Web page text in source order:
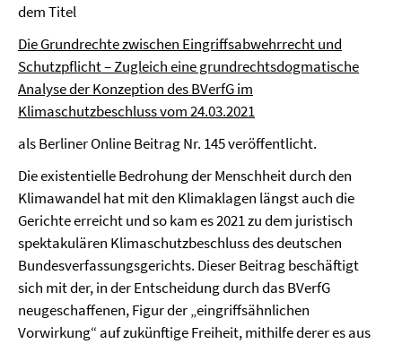
dem Titel
Die Grundrechte zwischen Eingriffsabwehrrecht und
Schutzpflicht – Zugleich eine grundrechtsdogmatische
Analyse der Konzeption des BVerfG im
Klimaschutzbeschluss vom 24.03.2021
als Berliner Online Beitrag Nr. 145 veröffentlicht.
Die existentielle Bedrohung der Menschheit durch den
Klimawandel hat mit den Klimaklagen längst auch die
Gerichte erreicht und so kam es 2021 zu dem juristisch
spektakulären Klimaschutzbeschluss des deutschen
Bundesverfassungsgerichts. Dieser Beitrag beschäftigt
sich mit der, in der Entscheidung durch das BVerfG
neugeschaffenen, Figur der „eingriffsähnlichen
Vorwirkung“ auf zukünftige Freiheit, mithilfe derer es aus